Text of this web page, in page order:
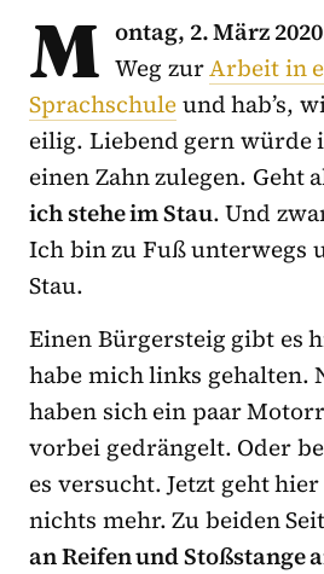
M ontag, 2. März
Weg zurArbeit in
Sprachschuleund hab’s,
eilig. Liebend gern würde
einen Zahn zulegen. Geht
ich stehe im Stau. Und
Ich bin zu Fuß unterwegs
Stau.
Einen Bürgersteig gibt es
habe mich links gehalten.
haben sich ein paar
vorbei gedrängelt. Oder
es versucht. Jetzt geht
nichts mehr. Zu beiden
an Reifen und Stoßstange